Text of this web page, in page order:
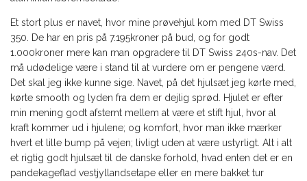
Et stort plus er navet, hvor mine prøvehjul kom med DT Swiss
350. De har en pris på 7.195kroner på bud, og for godt
1.000kroner mere kan man opgradere til DT Swiss 240s-nav. Det
må udødelige være i stand til at vurdere om er pengene værd.
Det skal jeg ikke kunne sige. Navet, på det hjulsæt jeg kørte med,
kørte smooth og lyden fra dem er dejlig sprød. Hjulet er efter
min mening godt afstemt mellem at være et stift hjul, hvor al
kraft kommer ud i hjulene; og komfort, hvor man ikke mærker
hvert et lille bump på vejen; livligt uden at være ustyrligt. Alt i alt
et rigtig godt hjulsæt til de danske forhold, hvad enten det er en
pandekageflad vestjyllandsetape eller en mere bakket tur